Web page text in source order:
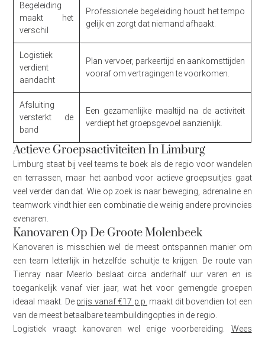
Begeleiding
maakt het
verschil
Professionele begeleiding houdt het tempo
gelijk en zorgt dat niemand afhaakt.
Logistiek
verdient
aandacht
Plan vervoer, parkeertijd en aankomsttijden
vooraf om vertragingen te voorkomen.
Afsluiting
versterkt de
band
Een gezamenlijke maaltijd na de activiteit
verdiept het groepsgevoel aanzienlijk.
Actieve Groepsactiviteiten In Limburg
Limburg staat bij veel teams te boek als de regio voor wandelen
en terrassen, maar het aanbod voor actieve groepsuitjes gaat
veel verder dan dat. Wie op zoek is naar beweging, adrenaline en
teamwork vindt hier een combinatie die weinig andere provincies
evenaren.
Kanovaren Op De Groote Molenbeek
Kanovaren is misschien wel de meest ontspannen manier om
een team letterlijk in hetzelfde schuitje te krijgen. De route van
Tienray naar Meerlo beslaat circa anderhalf uur varen en is
toegankelijk vanaf vier jaar, wat het voor gemengde groepen
ideaal maakt. De prijs vanaf €17 p.p. maakt dit bovendien tot een
van de meest betaalbare teambuildingopties in de regio.
Logistiek vraagt kanovaren wel enige voorbereiding. Wees